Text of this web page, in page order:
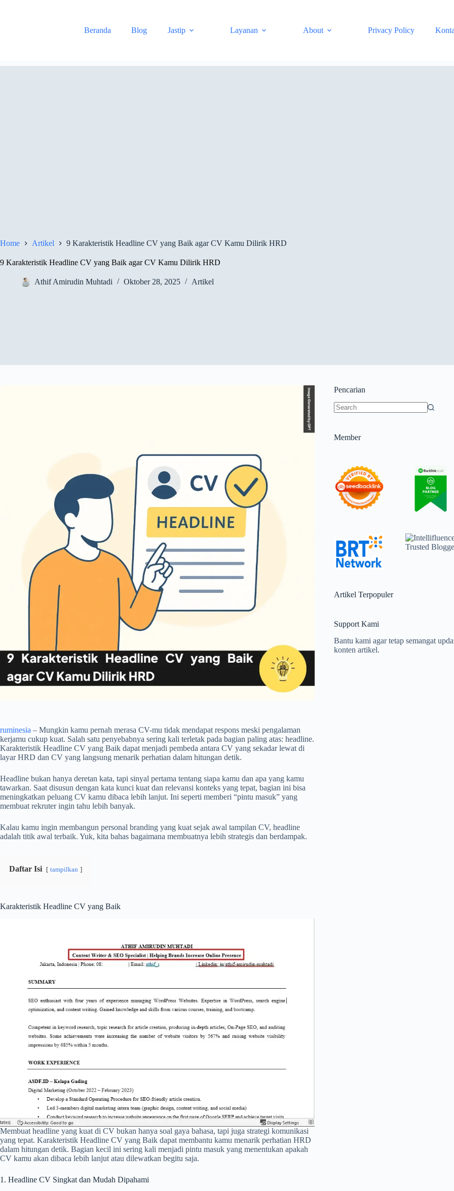
Beranda
Blog Jastip Layanan About Privacy Policy
Home Artikel 9 Karakteristik Headline CV yang Baik agar CV Kamu Dilirik HRD
9 Karakteristik Headline CV yang Baik agar CV Kamu Dilirik HRD
Athif Amirudin Muhtadi Oktober 28, 2025 Artikel
ruminesia – Mungkin kamu pernah merasa CV-mu tidak mendapat respons meski pengalaman
kerjamu cukup kuat. Salah satu penyebabnya sering kali terletak pada bagian paling atas: headline.
Karakteristik Headline CV yang Baik dapat menjadi pembeda antara CV yang sekadar lewat di
layar HRD dan CV yang langsung menarik perhatian dalam hitungan detik.
Headline bukan hanya deretan kata, tapi sinyal pertama tentang siapa kamu dan apa yang kamu
tawarkan. Saat disusun dengan kata kunci kuat dan relevansi konteks yang tepat, bagian ini bisa
meningkatkan peluang CV kamu dibaca lebih lanjut. Ini seperti memberi “pintu masuk” yang
membuat rekruter ingin tahu lebih banyak.
Kalau kamu ingin membangun personal branding yang kuat sejak awal tampilan CV, headline
adalah titik awal terbaik. Yuk, kita bahas bagaimana membuatnya lebih strategis dan berdampak.
Daftar Isi tampilkan
Karakteristik Headline CV yang Baik
Membuat headline yang kuat di CV bukan hanya soal gaya bahasa, tapi juga strategi komunikasi
yang tepat. Karakteristik Headline CV yang Baik dapat membantu kamu menarik perhatian HRD
dalam hitungan detik. Bagian kecil ini sering kali menjadi pintu masuk yang menentukan apakah
CV kamu akan dibaca lebih lanjut atau dilewatkan begitu saja.
1. Headline CV Singkat dan Mudah Dipahami
Pencarian
Member
Artikel Terpopuler
Support Kami
Bantu kami agar tetap semangat
konten artikel.